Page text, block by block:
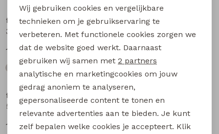
flinq
3311408 W20362 baby jongens sweater Blauw licht
12,99
flinq
17,99
flinq
506442BB W20263 baby jongens lange broek Denim black
17,99
16,99
Analytische cookies
Marketing cookies
Wij gebruiken cookies en vergelijkbare
technieken om je gebruikservaring te
verbeteren. Met functionele cookies zorgen we
dat de website goed werkt. Daarnaast
gebruiken wij samen met 2 partners
analytische en marketingcookies om jouw
gedrag anoniem te analyseren,
gepersonaliseerde content te tonen en
relevante advertenties aan te bieden. Je kunt
zelf bepalen welke cookies je accepteert. Klik